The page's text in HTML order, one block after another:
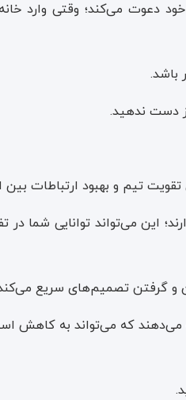
دعوت می‌کند؛ وقتی وارد
دست ندهید.
تقویت تیم و بهبود ارتباطات
این می‌تواند توانایی شما در
و گرفتن تصمیم‌های سریع
می‌دهند که می‌تواند به